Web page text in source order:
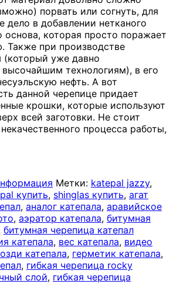
порвать или согнуть, для
дело в добавлении нетканого
основа, которая просто поражает
Также при производстве
(который уже давно
технологиям), в его
нефть. А вот
данной черепице придает
крошки, которые используют
всей заготовки. Не стоит
процесса работы,
Метки: katepal jazzy,
купить, shinglas купить, агат
, аналог катепала, аравийское
, аэратор катепала, битумная
битумная черепица катепал
катепала, вес катепала, видео
катепала, герметик катепала,
, гибкая черепица rocky
слой, гибкая черепица